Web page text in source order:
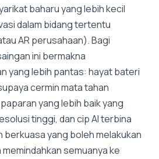
baharu yang lebih kecil
dalam bidang tertentu
AR perusahaan). Bagi
ini bermakna
yang lebih pantas: hayat bateri
cermin mata tahan
yang lebih baik yang
tinggi, dan cip AI terbina
berkuasa yang boleh melakukan
semuanya ke